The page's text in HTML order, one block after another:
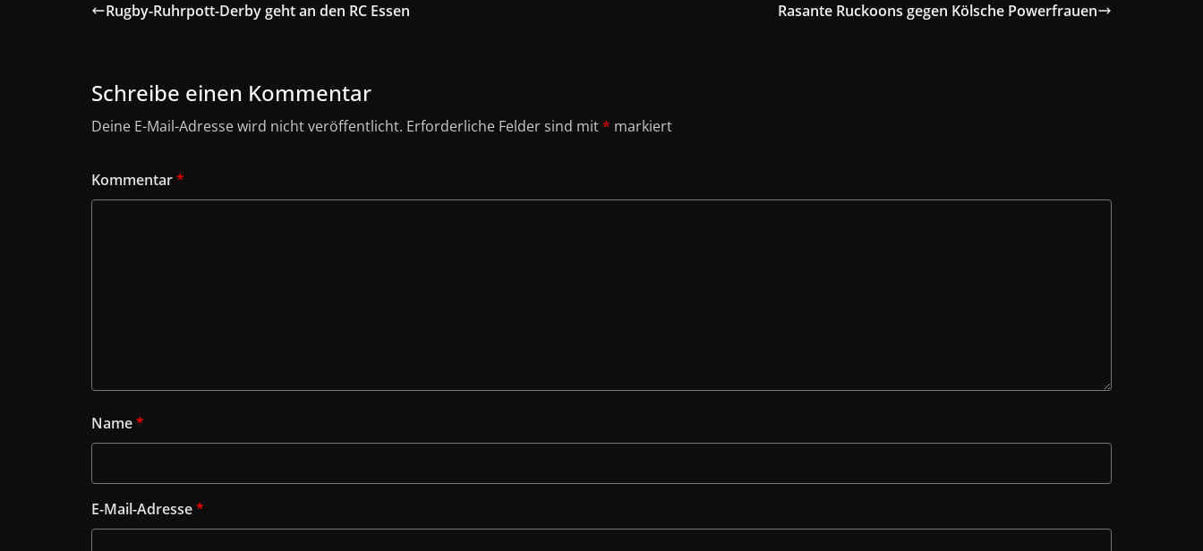
Rugby-Ruhrpott-Derby geht an den RC Essen Rasante Ruckoons gegen Kölsche Powerfrauen
Schreibe einen Kommentar
Deine E-Mail-Adresse wird nicht veröffentlicht. Erforderliche Felder sind mit* markiert
Kommentar*
Name*
E-Mail-Adresse*